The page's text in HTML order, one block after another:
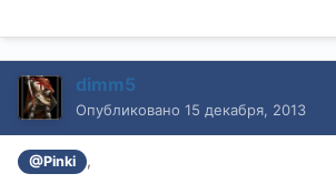
dimm5
Опубликовано 15 декабря, 2013
@Pinki ,